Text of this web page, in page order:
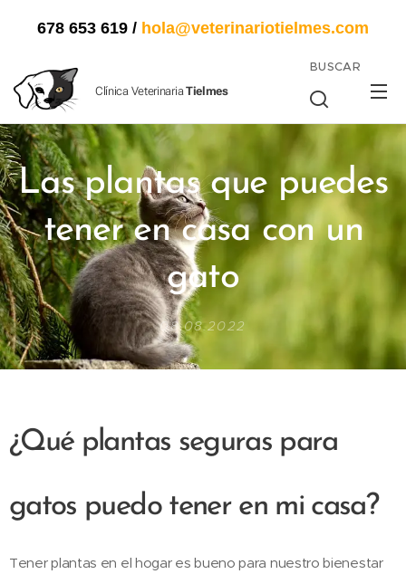
678 653 619 / hola@veterinariotielmes.com
Clínica Veterinaria Tielmes
BUSCAR
Las plantas que puedes
tener en casa con un
gato
08.08.2022
¿Qué plantas seguras para
gatos puedo tener en mi casa?
Tener plantas en el hogar es bueno para nuestro bienestar